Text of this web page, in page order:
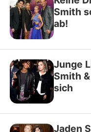
Smith
ab!
Junge
Smith
sich
Jaden